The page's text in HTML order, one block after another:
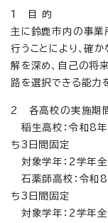
1 目 的
主に鈴鹿市内の事業
行うことにより、確
解を深め、自己の将
路を選択できる能力
2 各高校の実施期
稲生高校：令和8年
ち3日間固定
対象学年：2学年全
石薬師高校：令和8
ち3日間固定
対象学年：2学年全